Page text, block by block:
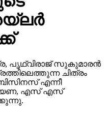
പൃഥ്വിരാജ് സുകുമാരൻ
ചിത്രം
എന്നീ
എസ് എസ്